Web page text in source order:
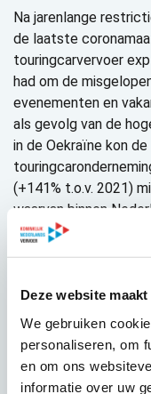
Deze website
We gebruiken
personaliseren, om
en om ons
informatie over uw
Na jarenlange
de laatste
touringcarvervoer
had om de
evenementen en
als gevolg van de
in de Oekraïne kon
(+141% t.o.v. 2021)
waarvan binnen
reizigerskilometers
voertuigkilometer en
van 44,9 (+16% t.o.v.
aantal medewerkers
ten opzichte van
is 4.436 (+12% t.o.v.